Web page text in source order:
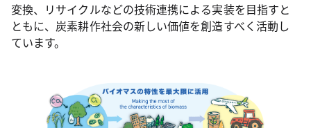
変換、リサイクルなどの技術連携による実装を目指すと
ともに、炭素耕作社会の新しい価値を創造すべく活動し
ています。